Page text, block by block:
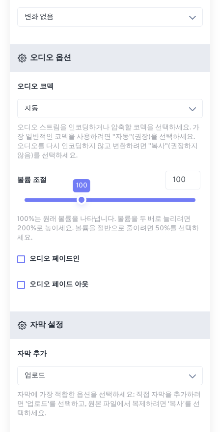
변화 없음
오디오 옵션
오디오 코덱
자동
오디오 스트림을 인코딩하거나 압축할 코덱을 선택하세요. 가
장 일반적인 코덱을 사용하려면 "자동"(권장)을 선택하세요.
오디오를 다시 인코딩하지 않고 변환하려면 "복사"(권장하지
않음)를 선택하세요.
볼륨 조절
100
100%는 원래 볼륨을 나타냅니다. 볼륨을 두 배로 늘리려면
200%로 높이세요. 볼륨을 절반으로 줄이려면 50%를 선택하
세요.
오디오 페이드인
오디오 페이드 아웃
자막 설정
자막 추가
업로드
자막에 가장 적합한 옵션을 선택하세요: 직접 자막을 추가하려
면 '업로드'를 선택하고, 원본 파일에서 복제하려면 '복사'를 선
택하세요.